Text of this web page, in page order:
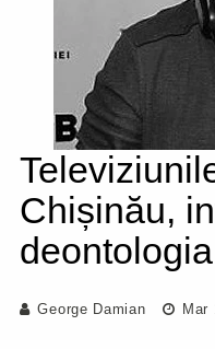
Chișinău,
deontologia
George Damian Mar